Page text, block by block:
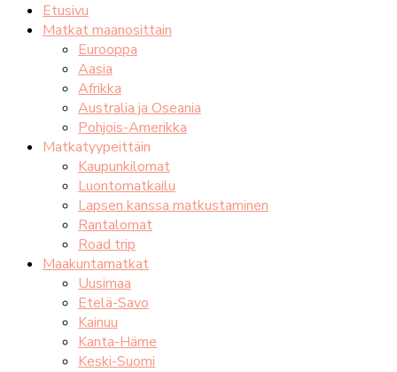
Etusivu
Matkat maanosittain
Eurooppa
Aasia
Afrikka
Australia ja Oseania
Pohjois-Amerikka
Matkatyypeittäin
Kaupunkilomat
Luontomatkailu
Lapsen kanssa matkustaminen
Rantalomat
Road trip
Maakuntamatkat
Uusimaa
Etelä-Savo
Kainuu
Kanta-Häme
Keski-Suomi